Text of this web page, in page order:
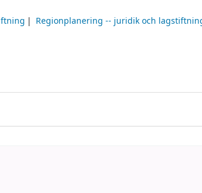
Regionplanering -- juridik och